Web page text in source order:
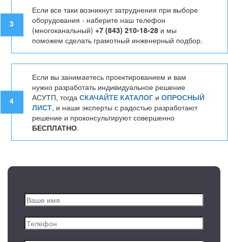
3
Если все таки возникнут затруднения при выборе
оборудования - наберите наш телефон
(многоканальный) +7 (843) 210-18-28 и мы
поможем сделать грамотный инженерный подбор.
4
Если вы занимаетесь проектированием и вам
нужно разработать индивидуальное решение
АСУТП, тогда СКАЧАЙТЕ КАТАЛОГ и ОПРОСНЫЙ
ЛИСТ, и наши эксперты с радостью разработают
решение и проконсультируют совершенно
БЕСПЛАТНО.